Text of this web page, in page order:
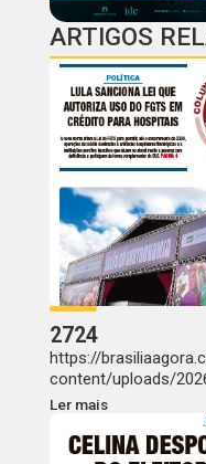
ARTIGOS
2724
https://
content/uploads/
Ler mais